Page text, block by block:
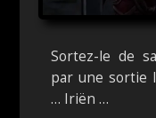
Sortez-le de
par une sortie
… Iriën …